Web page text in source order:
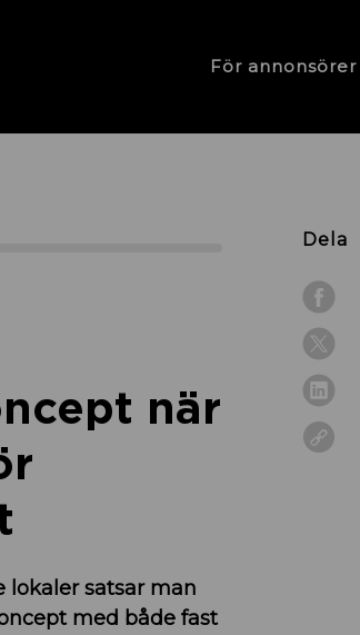
För annonsörer
Dela
när
lokaler satsar man
med både fast